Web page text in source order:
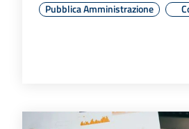
su
Pubblica Amministrazione